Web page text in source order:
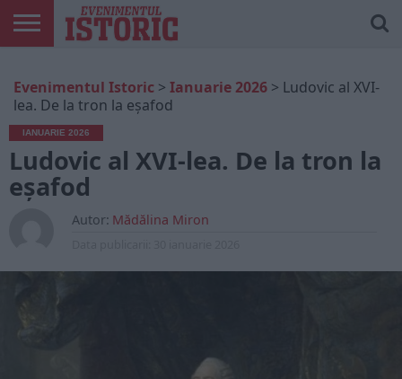
ONLINE
EDIȚII
TIPĂRITE
ISTORIC
PLAY
CONTUL
MEU
Evenimentul Istoric > Ianuarie 2026 > Ludovic al XVI-
lea. De la tron la eșafod
IANUARIE 2026
Ludovic al XVI-lea. De la tron la
eșafod
Autor: Mădălina Miron